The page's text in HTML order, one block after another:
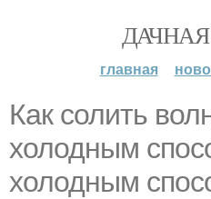
главная
Как солить
холодным
холодным